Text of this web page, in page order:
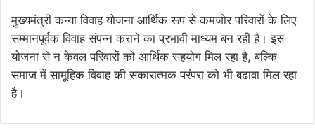
मुख्यमंत्री कन्या विवाह योजना आर्थिक रूप से कमजोर परिवारों के लिए
सम्मानपूर्वक विवाह संपन्न कराने का प्रभावी माध्यम बन रही है। इस
योजना से न केवल परिवारों को आर्थिक सहयोग मिल रहा है, बल्कि
समाज में सामूहिक विवाह की सकारात्मक परंपरा को भी बढ़ावा मिल रहा
है।